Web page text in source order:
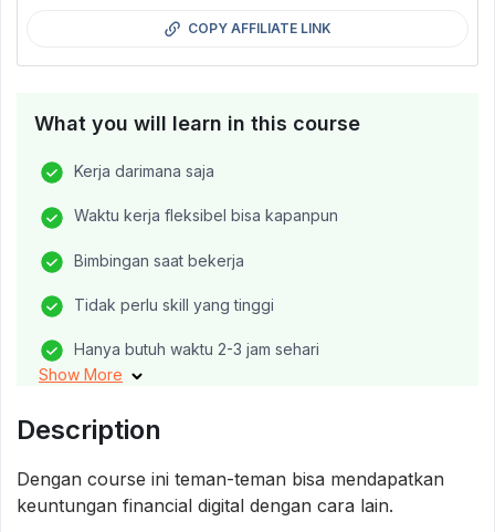
COPY AFFILIATE LINK
What you will learn in this course
Kerja darimana saja
Waktu kerja fleksibel bisa kapanpun
Bimbingan saat bekerja
Tidak perlu skill yang tinggi
Hanya butuh waktu 2-3 jam sehari
Show More
Description
Dengan course ini teman-teman bisa mendapatkan
keuntungan financial digital dengan cara lain.